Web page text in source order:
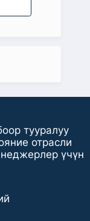
тууралуу
отрасли
үчүн